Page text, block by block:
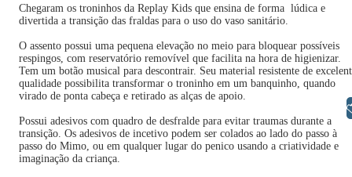
Chegaram os troninhos da Replay Kids que ensina de forma lúdica e
divertida a transição das fraldas para o uso do vaso sanitário.
O assento possui uma pequena elevação no meio para bloquear possíveis
respingos, com reservatório removível que facilita na hora de higienizar.
Tem um botão musical para descontrair. Seu material resistente de
qualidade possibilita transformar o troninho em um banquinho, quando
virado de ponta cabeça e retirado as alças de apoio.
Possui adesivos com quadro de desfralde para evitar traumas durante a
transição. Os adesivos de incetivo podem ser colados ao lado do passo à
passo do Mimo, ou em qualquer lugar do penico usando a criatividade e
imaginação da criança.